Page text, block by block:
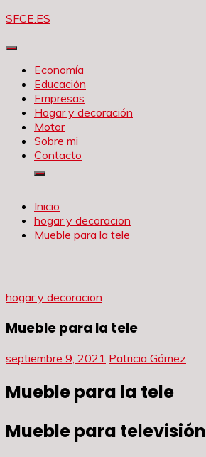
Saltar
contenido
SFCE.ES
Economía
Educación
Empresas
Hogar y decoración
Motor
Sobre mi
Contacto
Inicio
hogar y decoracion
Mueble para la tele
hogar y decoracion
Mueble para la tele
septiembre 9, 2021 Patricia Gómez
Mueble para la tele
Mueble para televisión